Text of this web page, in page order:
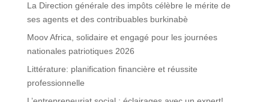
La Direction générale des impôts célèbre le mérite de
ses agents et des contribuables burkinabè
Moov Africa, solidaire et engagé pour les journées
nationales patriotiques 2026
Littérature: planification financière et réussite
professionnelle